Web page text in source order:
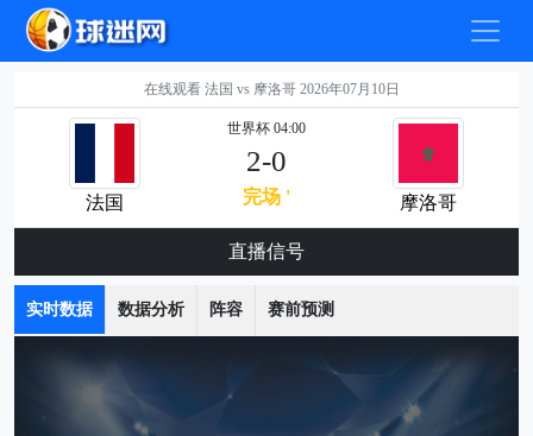
在线观看 法国 vs 摩洛哥 2026年07月10日
法国
世界杯 04:00
2-0
完场 ' 摩洛哥
直播信号
实时数据 数据分析 阵容 赛前预测